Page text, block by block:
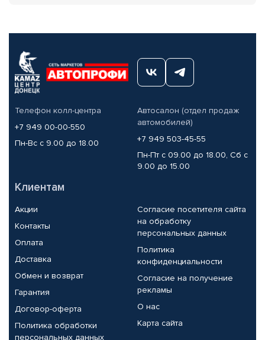
Телефон колл-центра
+7 949 00-00-550
Пн-Вс с 9.00 до 18.00
Автосалон (отдел продаж
автомобилей)
+7 949 503-45-55
Пн-Пт с 09.00 до 18.00, Сб с
9.00 до 15.00
Клиентам
Акции
Контакты
Оплата
Доставка
Обмен и возврат
Гарантия
Договор-оферта
Политика обработки
персональных данных
Согласие посетителя сайта
на обработку
персональных данных
Политика
конфиденциальности
Согласие на получение
рекламы
О нас
Карта сайта